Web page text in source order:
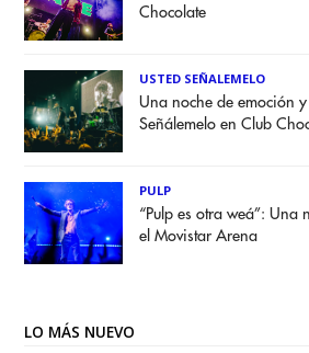
Chocolate
USTED SEÑALEMELO
Una noche de emoción y
Señálemelo en Club
PULP
“Pulp es otra weá”: Una
el Movistar Arena
LO MÁS NUEVO